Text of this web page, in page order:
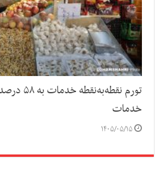
تورم
خدمات
۱۴۰۵/۰۵/۱۵